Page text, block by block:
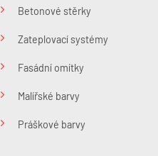
Betonové stěrky
Zateplovací systémy
Fasádní omítky
Malířské barvy
Práškové barvy